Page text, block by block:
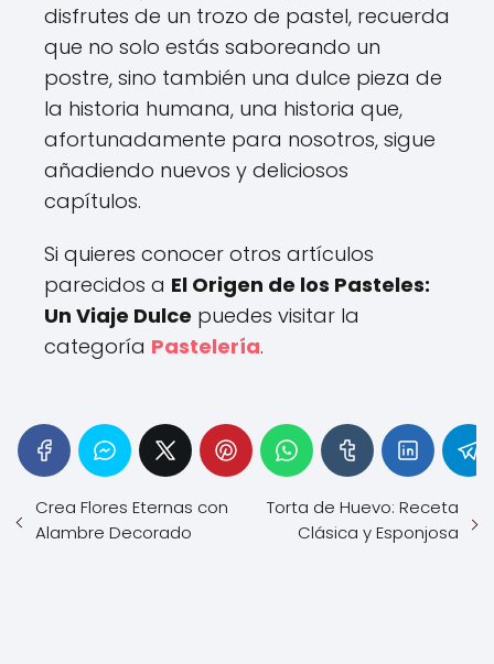
disfrutes de un trozo de pastel, recuerda
que no solo estás saboreando un
postre, sino también una dulce pieza de
la historia humana, una historia que,
afortunadamente para nosotros, sigue
añadiendo nuevos y deliciosos
capítulos.
Si quieres conocer otros artículos
parecidos a El Origen de los Pasteles:
Un Viaje Dulce puedes visitar la
categoría Pastelería.
Crea Flores Eternas con
Alambre Decorado
Torta de Huevo: Receta
Clásica y Esponjosa